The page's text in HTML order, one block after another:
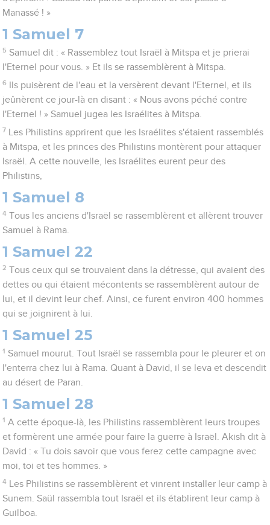
Manassé ! »
1 Samuel 7
5 Samuel dit : « Rassemblez tout Israël à Mitspa et je prierai
l'Eternel pour vous. » Et ils se rassemblèrent à Mitspa.
6
Ils puisèrent de l'eau et la versèrent devant l'Eternel, et ils
jeûnèrent ce jour-là en disant : « Nous avons péché contre
l'Eternel ! » Samuel jugea les Israélites à Mitspa.
7
Les Philistins apprirent que les Israélites s'étaient rassemblés
à Mitspa, et les princes des Philistins montèrent pour attaquer
Israël. A cette nouvelle, les Israélites eurent peur des
Philistins,
1 Samuel 8
4 Tous les anciens d'Israël se rassemblèrent et allèrent trouver
Samuel à Rama.
1 Samuel 22
2 Tous ceux qui se trouvaient dans la détresse, qui avaient des
dettes ou qui étaient mécontents se rassemblèrent autour de
lui, et il devint leur chef. Ainsi, ce furent environ 400 hommes
qui se joignirent à lui.
1 Samuel 25
1 Samuel mourut. Tout Israël se rassembla pour le pleurer et on
l'enterra chez lui à Rama. Quant à David, il se leva et descendit
au désert de Paran.
1 Samuel 28
1 A cette époque-là, les Philistins rassemblèrent leurs troupes
et formèrent une armée pour faire la guerre à Israël. Akish dit à
David : « Tu dois savoir que vous ferez cette campagne avec
moi, toi et tes hommes. »
4
Les Philistins se rassemblèrent et vinrent installer leur camp à
Sunem. Saül rassembla tout Israël et ils établirent leur camp à
Guilboa.